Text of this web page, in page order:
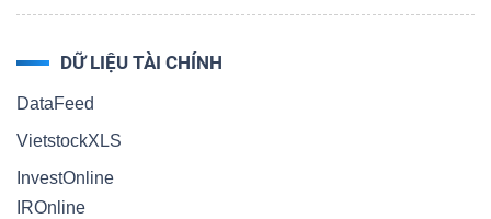
DỮ LIỆU TÀI CHÍNH
DataFeed
VietstockXLS
InvestOnline
IROnline